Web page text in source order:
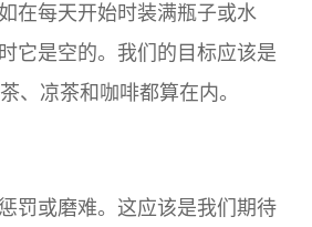
在每天开始时装满瓶子或水
它是空的。我们的目标应该是
、凉茶和咖啡都算在内。
罚或磨难。这应该是我们期待